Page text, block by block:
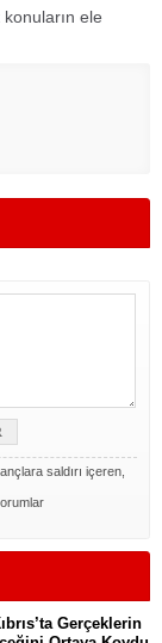
ele
saldırı içeren,
Gerçeklerin